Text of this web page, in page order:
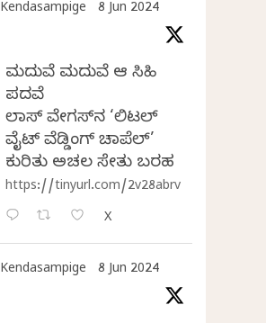
Kendasampige 8 Jun 2024
ಮದುವೆ ಮದುವೆ ಆ ಸಿಹಿ
ಪದವೆ
ಲಾಸ್‌ ವೇಗಸ್‌ನ ‘ಲಿಟಲ್
ವೈಟ್ ವೆಡ್ಡಿಂಗ್ ಚಾಪೆಲ್’
ಕುರಿತು ಅಚಲ ಸೇತು ಬರಹ
https://tinyurl.com/2v28abrv
X
Kendasampige 8 Jun 2024